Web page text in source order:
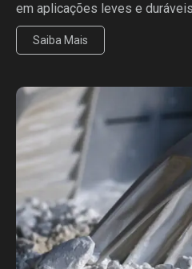
em aplicações leves e
Saiba Mais